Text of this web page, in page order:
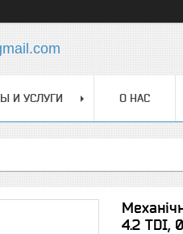
И УСЛУГИ О НАС
4.2 TDI,